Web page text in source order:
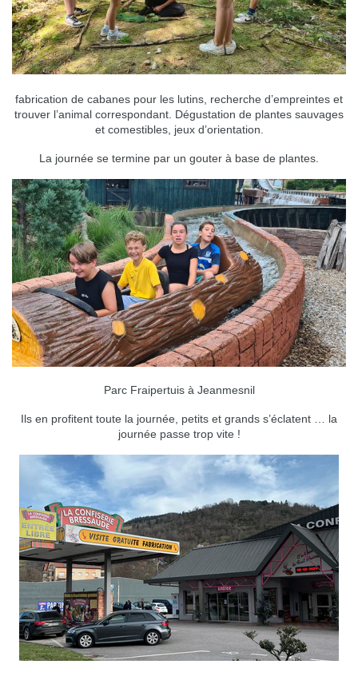
fabrication de cabanes pour les lutins, recherche d’empreintes et
trouver l’animal correspondant. Dégustation de plantes sauvages
et comestibles, jeux d’orientation.
La journée se termine par un gouter à base de plantes.
Parc Fraipertuis à Jeanmesnil
Ils en profitent toute la journée, petits et grands s’éclatent … la
journée passe trop vite !